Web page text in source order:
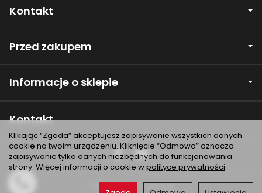
Kontakt
Przed zakupem
Informacje o sklepie
Kontakt
koszty dostawy
Klikając “Zgoda” akceptujesz zapisywanie wszystkich danych
cookie na twoim urządzeniu. Kliknięcie “Odmowa” oznacza
zapisywanie tylko danych niezbędnych do funkcjonowania
strony. Więcej informacji o cookie wpolityce prywatności.